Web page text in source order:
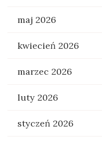
maj 2026
kwiecień 2026
marzec 2026
luty 2026
styczeń 2026